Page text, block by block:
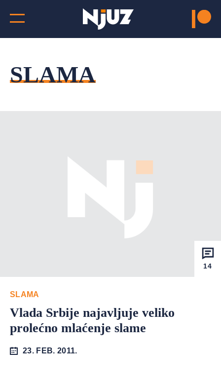
SLAMA
14
SLAMA
Vlada Srbije najavljuje veliko
prolećno mlaćenje slame
23. FEB. 2011.